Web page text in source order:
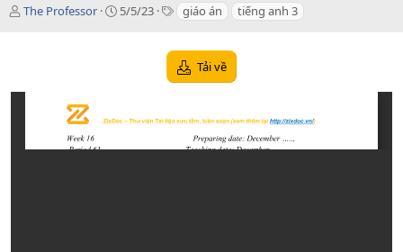
T
ả
The Professor
C
n
5/5/23
T giáo án tiếng anh 3
Tải về